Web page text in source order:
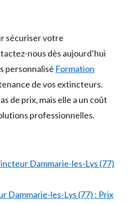
sécuriser votre
nous dès aujourd’hui
personnalisé Formation
de vos extincteurs.
de prix, mais elle a un coût
professionnelles.
Dammarie-les-Lys (77)
Dammarie-les-Lys (77) : Prix